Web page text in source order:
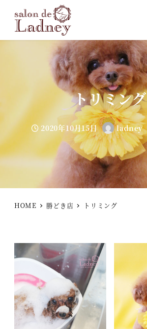
トリミング
投稿日
2020年10月15日
著
者
ladney
HOME 勝どき店 トリミング